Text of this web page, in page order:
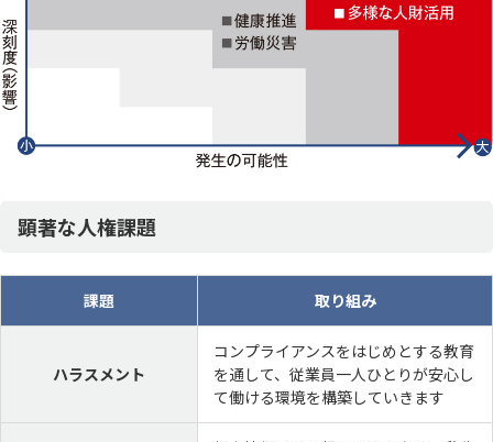
顕著な人権課題
課題 取り組み
ハラスメント
コンプライアンスをはじめとする教育
を通して、従業員一人ひとりが安心し
て働ける環境を構築していきます